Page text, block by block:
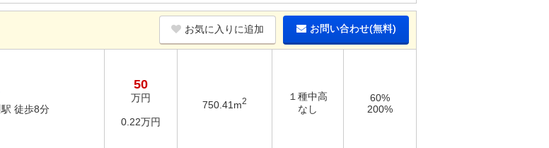
お気に入りに追加 お問い合わせ(無料)
徒歩8分
50
万円
0.22万円
750.41m2
１種中高
なし
60%
200%